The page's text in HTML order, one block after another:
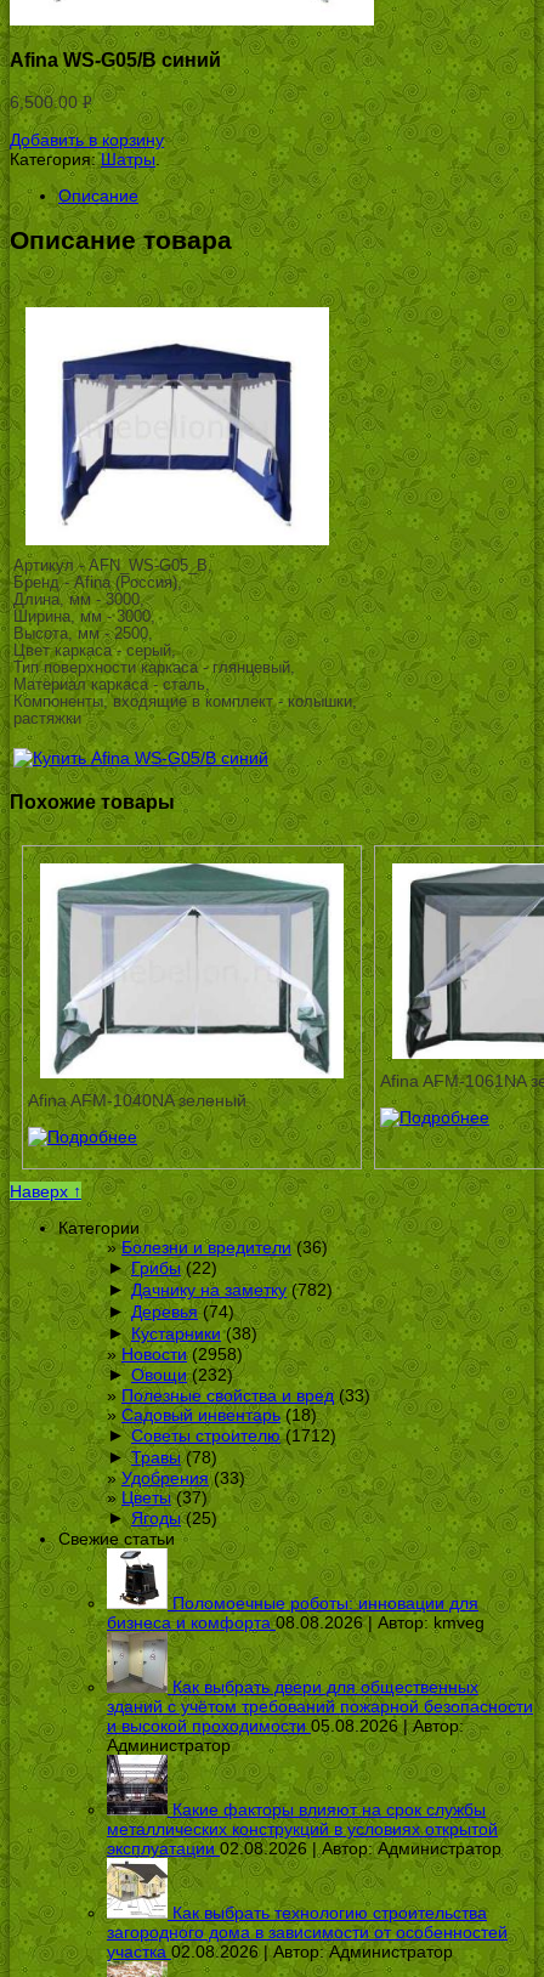
Afina WS-G05/B синий
6,500.00 Р
УБ.
Добавить в корзину
Категория:Шатры.
Описание
Описание товара
Артикул - AFN_WS-G05_B,
Бренд - Afina (Россия),
Длина, мм - 3000,
Ширина, мм - 3000,
Высота, мм - 2500,
Цвет каркаса - серый,
Тип поверхности каркаса - глянцевый,
Материал каркаса - сталь,
Компоненты, входящие в комплект - колышки,
растяжки
Похожие товары
Afina AFM-1040NA зеленый
Afina AFM-1061NA
Наверх ↑
Категории
Болезни и вредители(36)
► Грибы(22)
► Дачнику на заметку (782)
► Деревья(74)
► Кустарники(38)
Новости(2958)
► Овощи(232)
Полезные свойства и вред(33)
Садовый инвентарь (18)
► Советы строителю(1712)
► Травы(78)
Удобрения(33)
Цветы(37)
► Ягоды(25)
Свежие статьи
Поломоечные роботы: инновации для
бизнеса и комфорта 08.08.2026 | Автор: kmveg
Как выбрать двери для общественных
зданий с учётом требований пожарной безопасности
и высокой проходимости 05.08.2026 | Автор:
Администратор
Какие факторы влияют на срок службы
металлических конструкций в условиях открытой
эксплуатации 02.08.2026 | Автор:Администратор
Как выбрать технологию строительства
загородного дома в зависимости от особенностей
участка 02.08.2026 | Автор:Администратор